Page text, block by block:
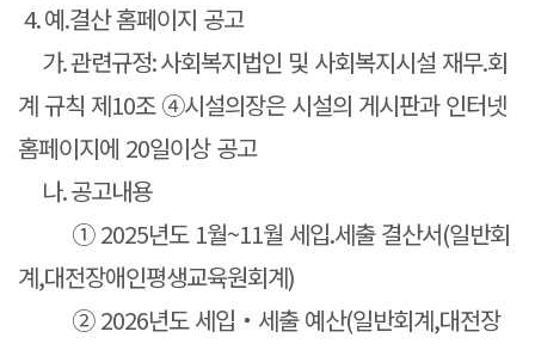
4.예.결산 홈페이지 공고
가.관련규정:사회복지법인 및 사회복지시설 재무.회
계 규칙 제10조 ④시설의장은 시설의 게시판과 인터넷
홈페이지에 20일이상 공고
나.공고내용
①2025년도 1월~11월 세입.세출 결산서(일반회
계,대전장애인평생교육원회계)
②2026년도 세입・세출 예산(일반회계,대전장